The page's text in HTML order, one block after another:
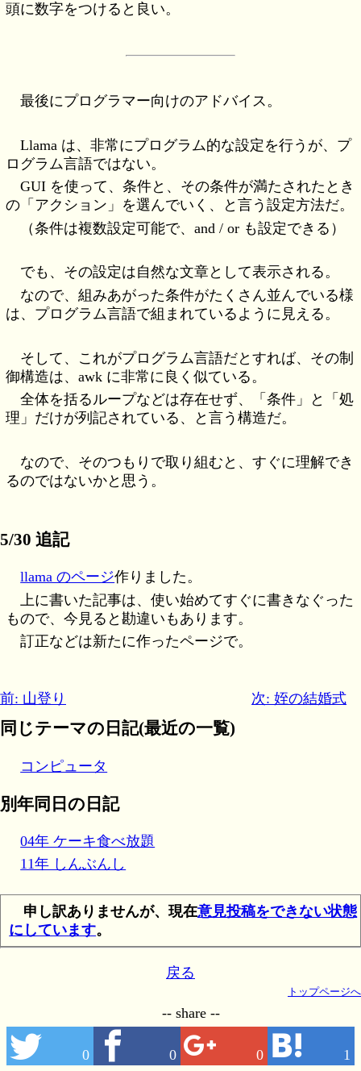
頭に数字をつけると良い。
最後にプログラマー向けのアドバイス。
Llama は、非常にプログラム的な設定を行うが、プ
ログラム言語ではない。
GUI を使って、条件と、その条件が満たされたとき
の「アクション」を選んでいく、と言う設定方法だ。
（条件は複数設定可能で、and / or も設定できる）
でも、その設定は自然な文章として表示される。
なので、組みあがった条件がたくさん並んでいる様
は、プログラム言語で組まれているように見える。
そして、これがプログラム言語だとすれば、その制
御構造は、awk に非常に良く似ている。
全体を括るループなどは存在せず、「条件」と「処
理」だけが列記されている、と言う構造だ。
なので、そのつもりで取り組むと、すぐに理解でき
るのではないかと思う。
5/30 追記
llama のページ作りました。
上に書いた記事は、使い始めてすぐに書きなぐった
もので、今見ると勘違いもあります。
訂正などは新たに作ったページで。
前: 山登り 次: 姪の結婚式
同じテーマの日記(最近の一覧)
コンピュータ
別年同日の日記
04年 ケーキ食べ放題
11年 しんぶんし
申し訳ありませんが、現在意見投稿をできない状態
にしています。
戻る
トップページへ
-- share --
0 0 0 1